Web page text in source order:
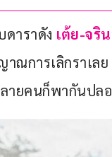
าราดัง เต้ย-จริ
การเลิกราเลย
ายคนก็พากันปล